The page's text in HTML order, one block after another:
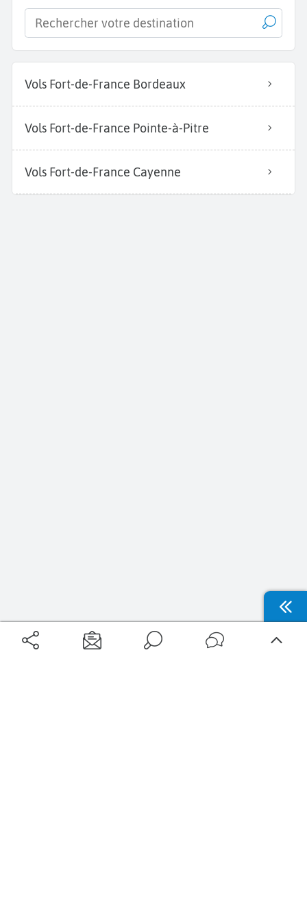
Vols Fort-de-France Bordeaux
Vols Fort-de-France Pointe-à-Pitre
Vols Fort-de-France Cayenne